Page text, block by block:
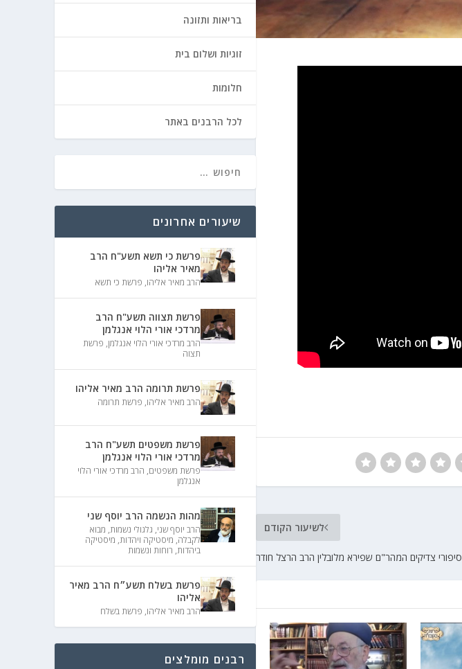
לשיעור הקודם
סיפורי צדיקים המהר"ם שפירא מלובלין הרב הרצל חודר
בריאות ותזונה
זוגיות ושלום בית
חלומות
לכל הרבנים באתר
שיעורים אחרונים
פרשת כי תשא תשע"ח הרב
מאיר אליהו
הרב מאיר אליהו, פרשת כי תשא
פרשת תצווה תשע"ח הרב
מרדכי אורי הלוי אנגלמן
הרב מרדכי אורי הלוי אנגלמן, פרשת
תצוה
פרשת תרומה הרב מאיר אליהו
הרב מאיר אליהו, פרשת תרומה
פרשת משפטים תשע"ח הרב
מרדכי אורי הלוי אנגלמן
פרשת משפטים, הרב מרדכי אורי הלוי
אנגלמן
מהות הנשמה הרב יוסף שני
הרב יוסף שני, גלגולי נשמות, מבוא
לקבלה, מיסטיקה ויהדות, מיסטיקה
ביהדות, רוחות ונשמות
פרשת בשלח תשע״ח הרב מאיר
אליהו
הרב מאיר אליהו, פרשת בשלח
רבנים מומלצים